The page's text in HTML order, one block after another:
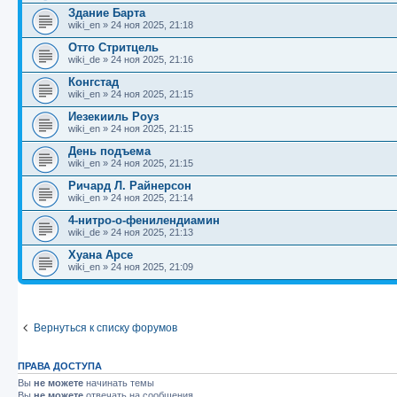
Здание Барта
wiki_en » 24 ноя 2025, 21:18
Отто Стритцель
wiki_de » 24 ноя 2025, 21:16
Конгстад
wiki_en » 24 ноя 2025, 21:15
Иезекииль Роуз
wiki_en » 24 ноя 2025, 21:15
День подъема
wiki_en » 24 ноя 2025, 21:15
Ричард Л. Райнерсон
wiki_en » 24 ноя 2025, 21:14
4-нитро-о-фенилендиамин
wiki_de » 24 ноя 2025, 21:13
Хуана Арсе
wiki_en » 24 ноя 2025, 21:09
Вернуться к списку форумов
ПРАВА ДОСТУПА
Вы не можете начинать темы
Вы не можете отвечать на сообщения